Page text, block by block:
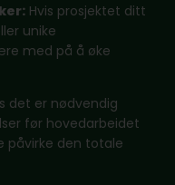
Hvis prosjektet ditt
unike
med på å øke
det er nødvendig
før hovedarbeidet
påvirke den totale